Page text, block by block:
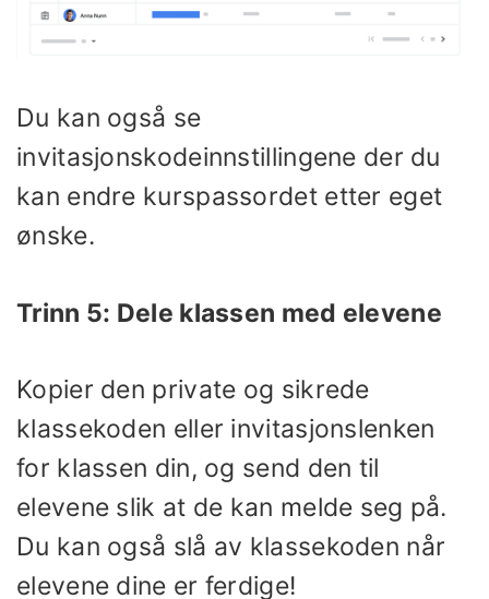
Du kan også se
invitasjonskodeinnstillingene der du
kan endre kurspassordet etter eget
ønske.
Trinn 5: Dele klassen med elevene
Kopier den private og sikrede
klassekoden eller invitasjonslenken
for klassen din, og send den til
elevene slik at de kan melde seg på.
Du kan også slå av klassekoden når
elevene dine er ferdige!